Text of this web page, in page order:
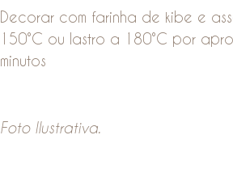
Decorar com farinha de kibe e
150°C ou lastro a 180°C por
minutos
Foto Ilustrativa.